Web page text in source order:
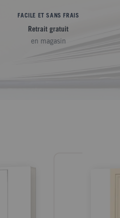
FACILE ET SANS FRAIS
Retrait gratuit
en magasin